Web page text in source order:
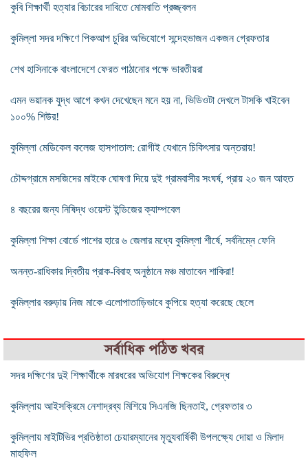
কুবি শিক্ষার্থী হত্যার বিচারের দাবিতে মোমবাতি প্রজ্জ্বলন
কুমিল্লা সদর দক্ষিণে পিকআপ চুরির অভিযোগে সন্দেহভাজন একজন গ্রেফতার
শেখ হাসিনাকে বাংলাদেশে ফেরত পাঠানোর পক্ষে ভারতীয়রা
এমন ভয়ানক যুদ্ধ আগে কখন দেখেছেন মনে হয় না, ভিডিওটা দেখলে টাসকি খাইবেন
১০০% শিউর!
কুমিল্লা মেডিকেল কলেজ হাসপাতাল: রোগীই যেখানে চিকিৎসার অন্তরায়!
চৌদ্দগ্রামে মসজিদের মাইকে ঘোষণা দিয়ে দুই গ্রামবাসীর সংঘর্ষ, প্রায় ২০ জন আহত
৪ বছরের জন্য নিষিদ্ধ ওয়েস্ট ইন্ডিজের ক্যাম্পবেল
কুমিল্লা শিক্ষা বোর্ডে পাশের হারে ৬ জেলার মধ্যে কুমিল্লা শীর্ষে, সর্বনিম্নে ফেনি
অনন্ত-রাধিকার দ্বিতীয় প্রাক-বিবাহ অনুষ্ঠানে মঞ্চ মাতাবেন শাকিরা!
কুমিল্লার বরুড়ায় নিজ মাকে এলোপাতাড়িভাবে কুপিয়ে হত্যা করেছে ছেলে
সর্বাধিক পঠিত খবর
সদর দক্ষিণের দুই শিক্ষার্থীকে মারধরের অভিযোগ শিক্ষকের বিরুদ্ধে
কুমিল্লায় আইসক্রিমে নেশাদ্রব্য মিশিয়ে সিএনজি ছিনতাই, গ্রেফতার ৩
কুমিল্লায় মাইটিভির প্রতিষ্ঠাতা চেয়ারম্যানের মৃত্যুবার্ষিকী উপলক্ষ্যে দোয়া ও মিলাদ
মাহফিল